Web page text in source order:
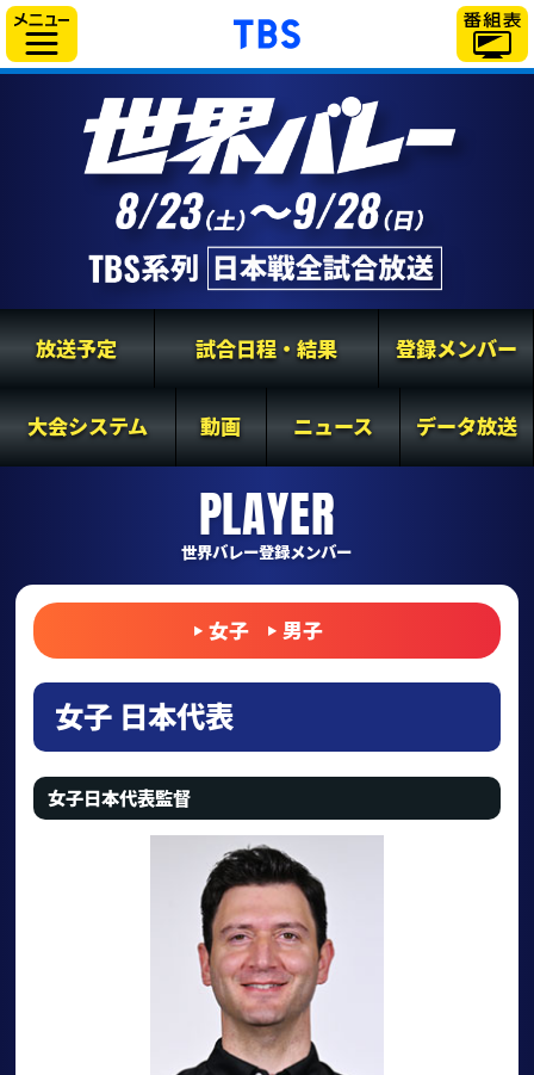
「TBSテレビ」トップ
放送予定 試合日程・結果 登録メンバー
大会システム 動画 ニュース データ放送
PLAYER
世界バレー登録メンバー
女子 男子
女子 日本代表
女子日本代表監督